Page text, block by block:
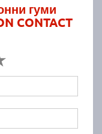
гуми
CONTACT